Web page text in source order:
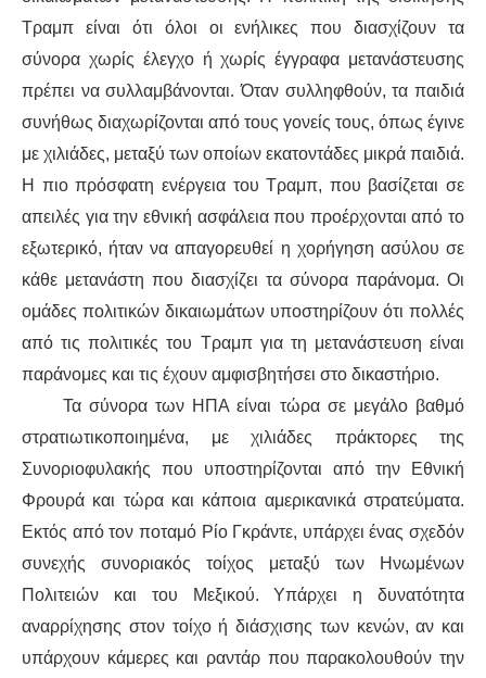
Τραμπ είναι ότι όλοι οι ενήλικες που διασχίζουν τα
σύνορα χωρίς έλεγχοή χωρίς έγγραφα μετανάστευσης
πρέπει να συλλαμβάνονται. Όταν συλληφθούν, τα παιδιά
συνήθως διαχωρίζονται από τους γονείς τους, όπως έγινε
με χιλιάδες, μεταξύ των οποίων εκατοντάδες μικρά παιδιά.
Η πιο πρόσφατη ενέργεια του Τραμπ, που βασίζεται σε
απειλές για την εθνική ασφάλεια που προέρχονται από το
εξωτερικό, ήταν να απαγορευθεί η χορήγηση ασύλουσε
κάθε μετανάστη που διασχίζει τα σύνορα παράνομα. Οι
ομάδες πολιτικών δικαιωμάτων υποστηρίζουν ότι πολλές
από τις πολιτικές του Τραμπ για τη μετανάστευση είναι
παράνομες και τις έχουν αμφισβητήσει στο δικαστήριο.
Τα σύνορα των ΗΠΑ είναι τώρα σε μεγάλο βαθμό
στρατιωτικοποιημένα, με χιλιάδες πράκτορες της
Συνοριοφυλακής
που υποστηρίζονται από την Εθνική
Φρουρά και τώρα και κάποια αμερικανικά στρατεύματα.
Εκτός από τον ποταμό Ρίο Γκράντε, υπάρχει ένας σχεδόν
συνεχής συνοριακός τοίχος μεταξύ των Ηνωμένων
Πολιτειών και του Μεξικού.Υπάρχει η δυνατότητα
αναρρίχησης στον τοίχο ή διάσχισης τωνκενών, αν και
υπάρχουν κάμερες και ραντάρ πουπαρακολουθούν την